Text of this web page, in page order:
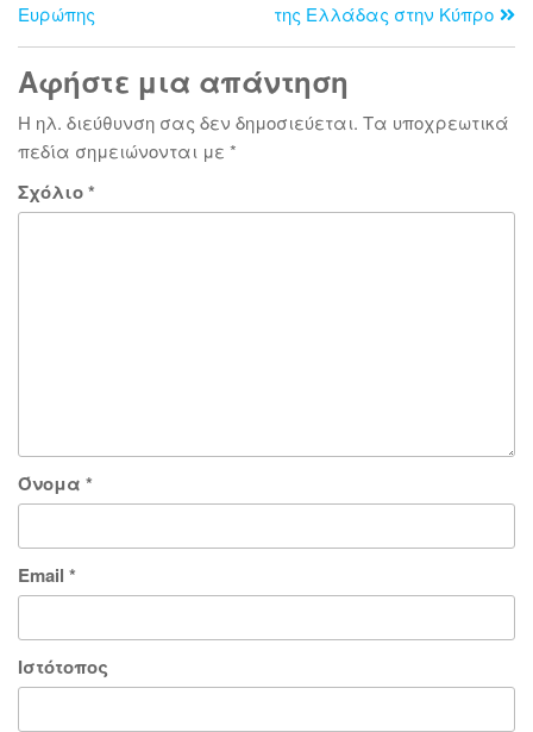
Ευρώπης
της Ελλάδας στην Κύπρο
Αφήστε μια απάντηση
Η ηλ. διεύθυνση σας δεν δημοσιεύεται. Τα υποχρεωτικά
πεδία σημειώνονται με *
Σχόλιο*
Όνομα *
Email *
Ιστότοπος